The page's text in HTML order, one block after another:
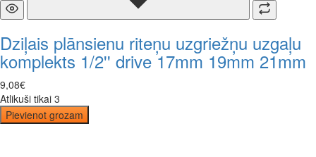
Dziļais plānsienu riteņu uzgriežņu uzgaļu
komplekts 1/2'' drive 17mm 19mm 21mm
9,08€
Atlikuši tikai 3
Pievienot grozam